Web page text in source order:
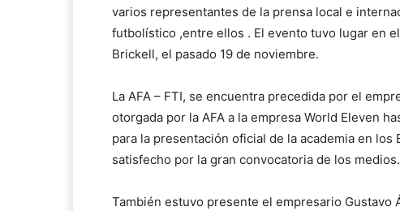
varios representantes de la prensa local e
futbolístico ,entre ellos . El evento tuvo lugar en
Brickell, el pasado 19 de noviembre.
La AFA – FTI, se encuentra precedida por el
otorgada por la AFA a la empresa World Eleven
para la presentación oficial de la academia en
satisfecho por la gran convocatoria de los medios.
También estuvo presente el empresario